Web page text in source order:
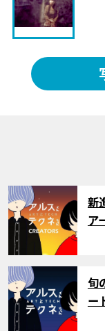
サム
新
ア
サム
旬
ー